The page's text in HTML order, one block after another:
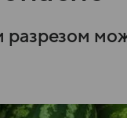
разрезом